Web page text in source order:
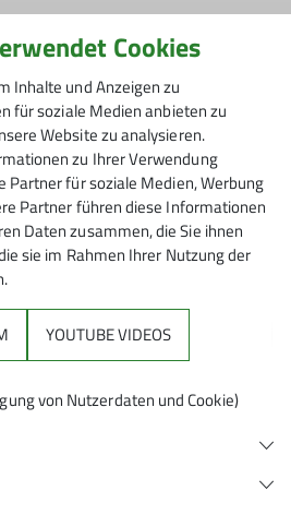
Bericht: Anja Beck
Wanderung war angesagt,
am Danzlparkplatz bei
Murnau und Penzberg -
ging es zunächst bergauf
sich ein großartiges
Weg führte aussichtsreich
Höhenrücken und
Aidling. Von dort war bald
erreicht, an dessen Ufer erst
herrlichem
einlud. Allerdings war bis
die Hälfte des Weges
ein bisschen flotter
Cookies
Inhalte und Anzeigen zu
für soziale Medien anbieten zu
Website zu analysieren.
zu Ihrer Verwendung
Partner für soziale Medien, Werbung
Partner führen diese Informationen
Daten zusammen, die Sie ihnen
sie im Rahmen Ihrer Nutzung der
YOUTUBE VIDEOS
von Nutzerdaten und Cookie)